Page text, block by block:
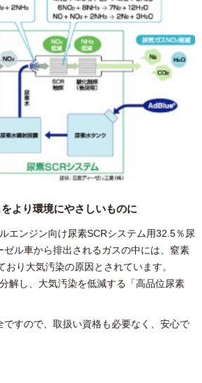
より環境にやさしいものに
エンジン向け尿素SCRシステム用32.5％尿
ル車から排出されるガスの中には、窒素
り大気汚染の原因とされています。
解し、大気汚染を低減する「高品位尿素
すので、取扱い資格も必要なく、安心で